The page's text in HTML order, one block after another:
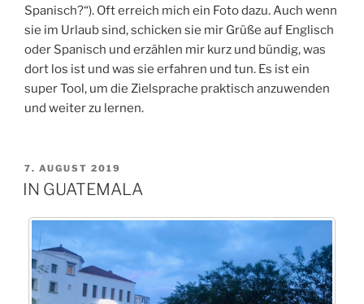
Spanisch?“). Oft erreich mich ein Foto dazu. Auch wenn
sie im Urlaub sind, schicken sie mir Grüße auf Englisch
oder Spanisch und erzählen mir kurz und bündig, was
dort los ist und was sie erfahren und tun. Es ist ein
super Tool, um die Zielsprache praktisch anzuwenden
und weiter zu lernen.
VERÖFFENTLICHT
AM
7. AUGUST 2019
IN GUATEMALA